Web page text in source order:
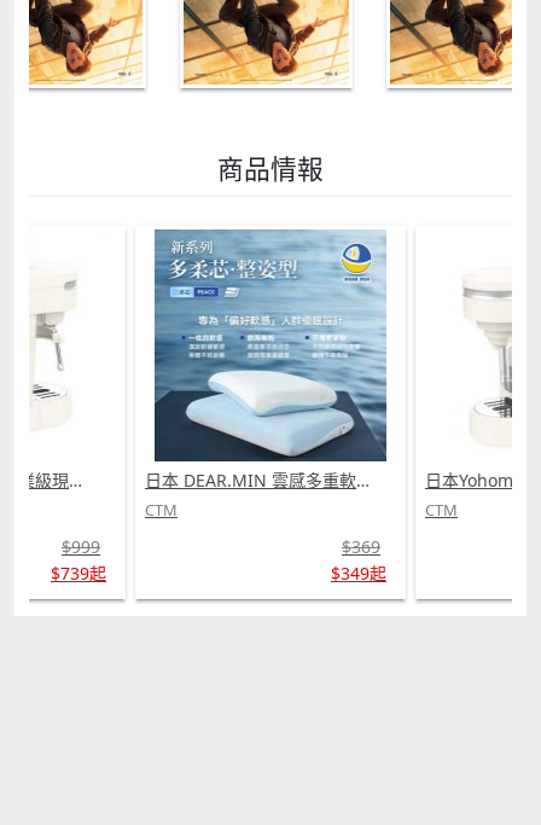
商品情報
日本Yohome 迷你專業級現磨鮮萃奶泡3合1半自動家庭意式咖啡機 (需訂貨)
$999
$739起
日本 DEAR.MIN 雲感多重軟芯柔托緩壓Peace柔眠枕 (需訂貨)
CTM
$369
$349起
CTM